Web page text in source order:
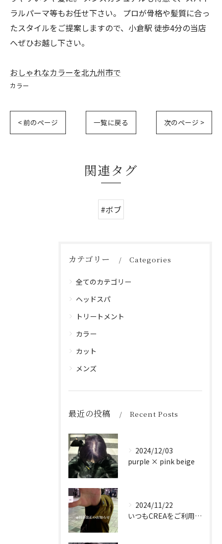
ラルパーマ等もお任せ下さい。 プロが骨格や髪質に合っ
たスタイルをご提案しますので、小倉駅 徒歩4分の当店
へぜひお越し下さい。
おしゃれなカラーを北九州市で
カラー
< 前のページ 一覧に戻る 次のページ >
関連タグ
#ボブ
カテゴリー Categories
全てのカテゴリー
ヘッドスパ
トリートメント
カラー
カット
メンズ
最近の投稿 Recent Posts
2024/12/03
purple × pink beige
2024/11/22
いつもCREAをご利用頂き誠に有難う御座います！